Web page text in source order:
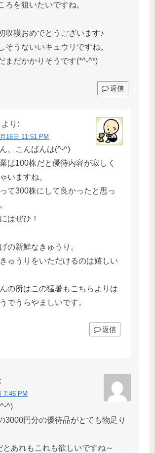
ろを狙いたいですね。
収穫おめでとうございます♪
そうないいキュウリですね。
まだかかりそうです(*^-^*)
返信
より:
16日 11:51 PM
、こんばんは(^-^)
は100株だと優待内容が寂しく
いますね。
て300株にして良かったと思っ
はぜひ！
の新鮮なきゅうり。
ゅうりをいただけるのは嬉しい
の所はこの猛暑もこちらよりは
でうらやましいです。
返信
7:46 PM
^)
3000円分の優待品がとても物足り
とあれもこれも欲しいですね～